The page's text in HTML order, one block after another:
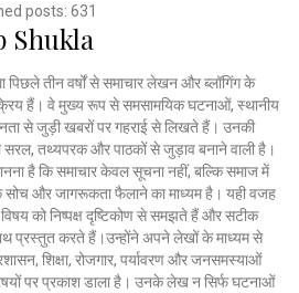
posts: 631
Shukla
तीन वर्षों से समाचार लेखन और ब्लॉगिंग के
हैं। वे मुख्य रूप से समसामयिक घटनाओं, स्थानीय
से जुड़ी खबरों पर गहराई से लिखते हैं। उनकी
तथ्यपरक और पाठकों से जुड़ाव बनाने वाली है।
है कि समाचार केवल सूचना नहीं, बल्कि समाज में
सोच और जागरूकता फैलाने का माध्यम है। यही वजह
को निष्पक्ष दृष्टिकोण से समझते हैं और सटीक
प्रस्तुत करते हैं।उन्होंने अपने लेखों के माध्यम से
शिक्षा, रोजगार, पर्यावरण और जनसमस्याओं
पर प्रकाश डाला है। उनके लेख न सिर्फ घटनाओं